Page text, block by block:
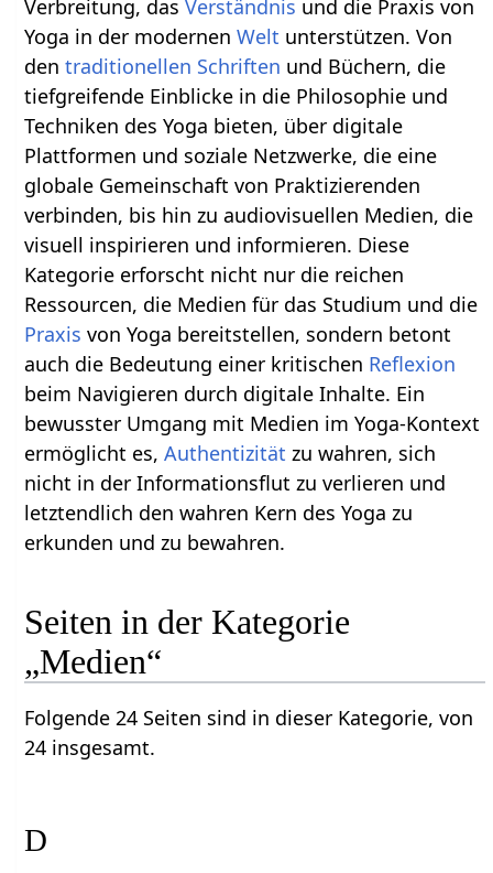
Verbreitung, dasVerständnis und die Praxis von
Yoga in der modernenWelt unterstützen. Von
dentraditionellen Schriften und Büchern, die
tiefgreifende Einblicke in die Philosophie und
Techniken des Yoga bieten, über digitale
Plattformen und soziale Netzwerke, die eine
globale Gemeinschaft von Praktizierenden
verbinden, bis hin zu audiovisuellen Medien, die
visuell inspirieren und informieren. Diese
Kategorie erforscht nicht nur die reichen
Ressourcen, die Medien für das Studium und die
Praxis von Yoga bereitstellen, sondern betont
auch die Bedeutung einer kritischen Reflexion
beim Navigieren durch digitale Inhalte. Ein
bewusster Umgang mit Medien im Yoga-Kontext
ermöglicht es,Authentizität zu wahren, sich
nicht in der Informationsflut zu verlieren und
letztendlich den wahren Kern des Yoga zu
erkunden und zu bewahren.
Seiten in der Kategorie
„Medien“
Folgende 24 Seiten sind in dieser Kategorie, von
24 insgesamt.
D